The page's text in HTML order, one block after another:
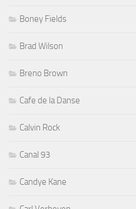
Boney Fields
Brad Wilson
Breno Brown
Cafe de la Danse
Calvin Rock
Canal 93
Candye Kane